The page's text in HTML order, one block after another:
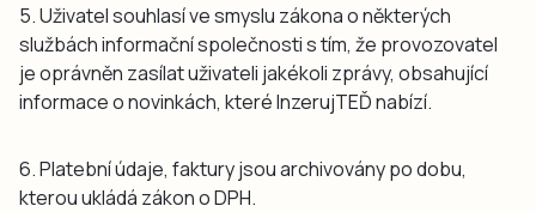
5. Uživatel souhlasí ve smyslu zákona o některých
službách informační společnosti s tím, že provozovatel
je oprávněn zasílat uživateli jakékoli zprávy, obsahující
informace o novinkách, které InzerujTEĎ nabízí.
6. Platební údaje, faktury jsou archivovány po dobu,
kterou ukládá zákon o DPH.